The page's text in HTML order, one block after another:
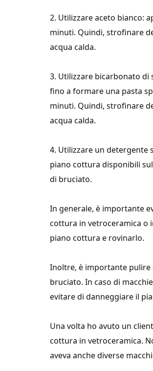
2. Utilizzare aceto bianco:
minuti. Quindi, strofinare
acqua calda.
3. Utilizzare bicarbonato di
fino a formare una pasta
minuti. Quindi, strofinare
acqua calda.
4. Utilizzare un detergente
piano cottura disponibili
di bruciato.
In generale, è importante
cottura in vetroceramica o
piano cottura e rovinarlo.
Inoltre, è importante pulire
bruciato. In caso di
evitare di danneggiare il
Una volta ho avuto un
cottura in vetroceramica.
aveva anche diverse